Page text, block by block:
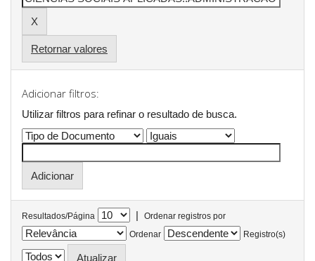
Retornar valores
Adicionar filtros:
Utilizar filtros para refinar o resultado de busca.
Resultados/Página |
Ordenar registros por
Ordenar
Registro(s)